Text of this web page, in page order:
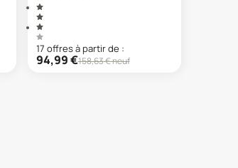
17 offresà partir de :
94,99€158,63€ neuf